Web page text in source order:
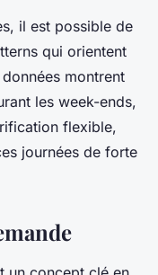
il est possible de
qui orientent
montrent
les week-ends,
flexible,
journées de forte